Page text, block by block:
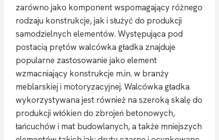
zarówno jako komponent wspomagający różnego
rodzaju konstrukcje, jak i służyć do produkcji
samodzielnych elementów. Występująca pod
postacią prętów walcówka gładka znajduje
popularne zastosowanie jako element
wzmacniający konstrukcje m.in. w branży
meblarskiej i motoryzacyjnej. Walcówka gładka
wykorzystywana jest również na szeroką skalę do
produkcji włókien do zbrojeń betonowych,
łańcuchów i mat budowlanych, a także mniejszych